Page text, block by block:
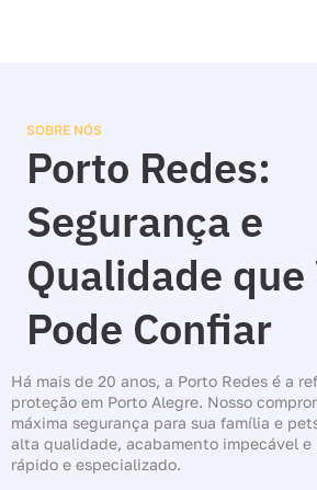
SOBRE NÓS
Porto Redes:
Segurança e
Qualidade que
Pode Confiar
Há mais de 20 anos, a Porto Redes é a
proteção em Porto Alegre. Nosso
máxima segurança para sua família e
alta qualidade, acabamento impecável
rápido e especializado.